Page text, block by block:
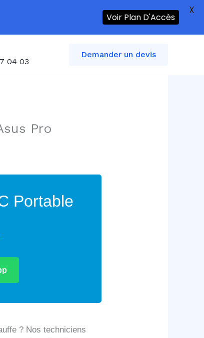
04 03
Demander un devis
Pro
Portable
? Nos techniciens
Voir Plan D'Accès
X